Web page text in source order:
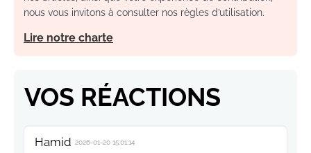
nous vous invitons à consulter nos règles d’utilisation.
Lire notre charte
VOS RÉACTIONS
Hamid 2026-01-20 15:01:14